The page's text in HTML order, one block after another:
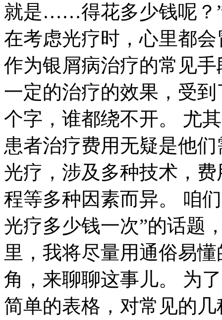
就是……得花多少钱呢？
在考虑光疗时，心里都
作为银屑病治疗的常见
一定的治疗的效果，受
个字，谁都绕不开。 尤
患者治疗费用无疑是他
光疗，涉及多种技术，
程等多种因素而异。 咱
光疗多少钱一次”的话题
里，我将尽量用通俗易
角，来聊聊这事儿。 为
简单的表格，对常见的